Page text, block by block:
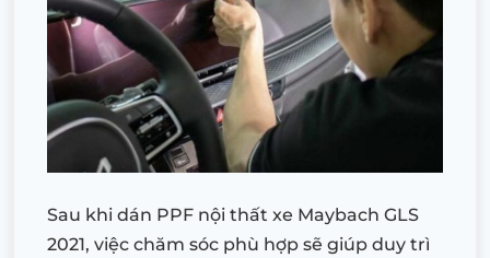
Sau khi dán PPF nội thất xe Maybach GLS
2021, việc chăm sóc phù hợp sẽ giúp duy trì